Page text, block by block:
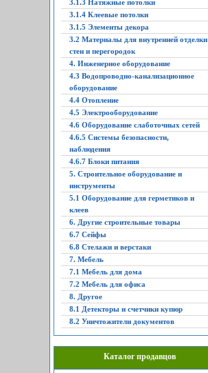
3.1.3 Натяжные потолки
3.1.4 Клеевые потолки
3.1.5 Элементы декора
3.2 Материалы для внутренней отделки
стен и перегородок
4. Инженерное оборудование
4.3 Водопроводно-канализационное
оборудование
4.4 Отопление
4.5 Электрооборудование
4.6 Оборудование слаботочных сетей
4.6.5 Системы безопасности,
наблюдения
4.6.7 Блоки питания
5. Строительное оборудование и
инструменты
5.1 Оборудование для герметиков и
клеев
6. Другие строительные товары
6.7 Сейфы
6.8 Стелажи и верстаки
7. Мебель
7.1 Мебель для дома
7.2 Мебель для офиса
8. Другое
8.1 Детекторы и счетчики купюр
8.2 Уничтожители документов
Каталог продавцов